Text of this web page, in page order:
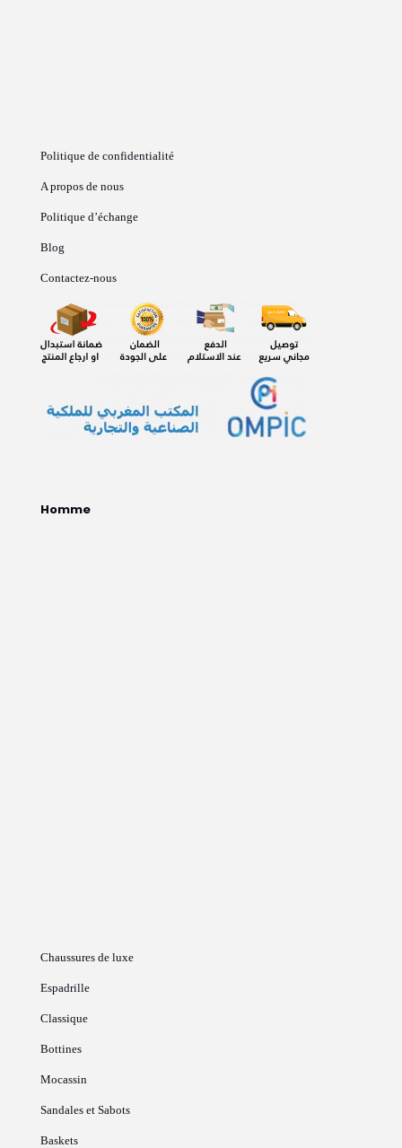
Politique de confidentialité
A propos de nous
Politique d’échange
Blog
Contactez-nous
Homme
Chaussures de luxe
Espadrille
Classique
Bottines
Mocassin
Sandales et Sabots
Baskets